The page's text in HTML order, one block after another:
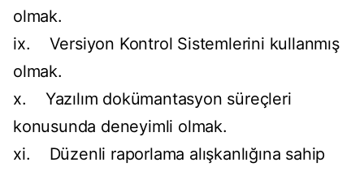
olmak.
ix. Versiyon Kontrol Sistemlerini kullanmış
olmak.
x. Yazılım dokümantasyon süreçleri
konusunda deneyimli olmak.
xi. Düzenli raporlama alışkanlığına sahip